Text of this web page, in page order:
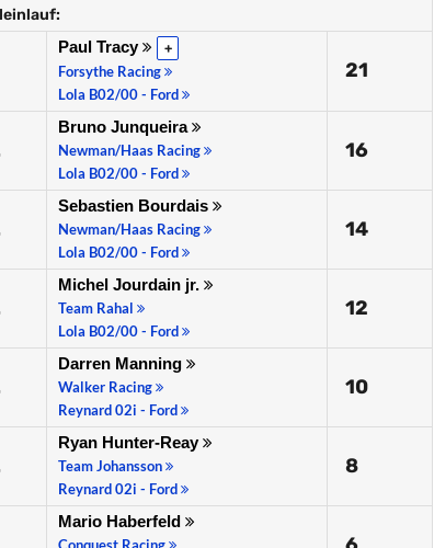
Paul Tracy +
Forsythe Racing
Lola B02/00 - Ford
21
Bruno Junqueira
Newman/Haas Racing
Lola B02/00 - Ford
16
Sebastien Bourdais
Newman/Haas Racing
Lola B02/00 - Ford
14
Michel Jourdain jr.
Team Rahal
Lola B02/00 - Ford
12
Darren Manning
Walker Racing
Reynard 02i - Ford
10
Ryan Hunter-Reay
Team Johansson
Reynard 02i - Ford
8
Mario Haberfeld